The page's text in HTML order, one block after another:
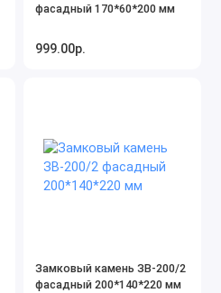
фасадный 170*60*200 мм
999.00р.
Замковый камень ЗВ-200/2
фасадный 200*140*220 мм